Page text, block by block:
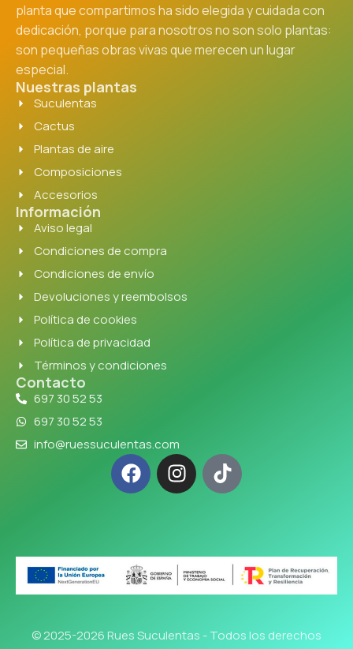
planta que compartimos ha sido elegida y cuidada con
dedicación, porque para nosotros no son solo plantas:
son pequeñas obras vivas que merecen un lugar
especial.
Nuestras plantas
Suculentas
Cactus
Plantas de aire
Composiciones
Accesorios
Información
Aviso legal
Condiciones de compra
Condiciones de envío
Devoluciones y reembolsos
Política de cookies
Política de privacidad
Términos y condiciones
Contacto
697 30 52 53
697 30 52 53
info@ruessuculentas.com
© 2025-2026 Rues Suculentas - Todos los derechos